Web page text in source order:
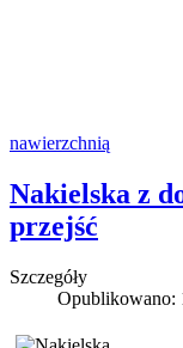
nawierzchnią
Nakielska z
przejść
Szczegóły
Opublikowano: